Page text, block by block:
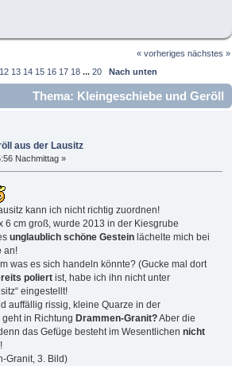
« vorheriges nächstes »
12 13 14 15 16 17 18 ...20 Nach unten
Thema: Kleingeschiebe und Geröll
159185 mal)
aus der Lausitz
Nachmittag »
kann ich nicht richtig zuordnen!
6 cm groß, wurde 2013 in der Kiesgrube
unglaublich schöne Gestein lächelte mich bei
an!
was es sich handeln könnte? (Gucke mal dort
poliert ist, habe ich ihn nicht unter
eingestellt!
auffällig rissig, kleine Quarze in der
in Richtung Drammen-Granit?Aber die
das Gefüge besteht im Wesentlichen nicht
Granit, 3. Bild)